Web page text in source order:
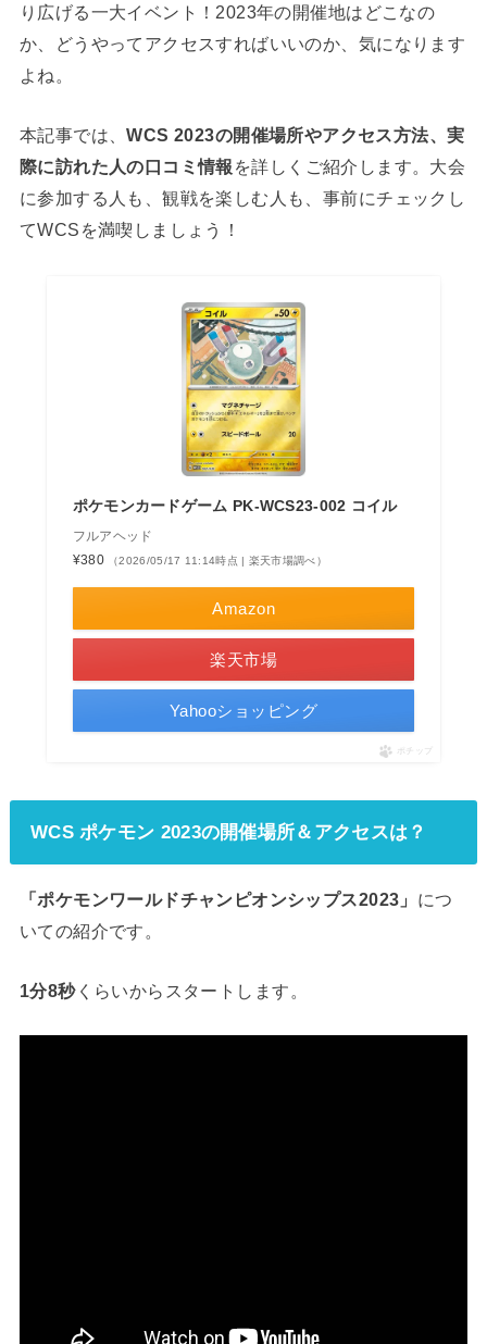
り広げる一大イベント！2023年の開催地はどこなの
か、どうやってアクセスすればいいのか、気になります
よね。
本記事では、WCS 2023の開催場所やアクセス方法、実
際に訪れた人の口コミ情報 を詳しくご紹介します。大会
に参加する人も、観戦を楽しむ人も、事前にチェックし
てWCSを満喫しましょう！
ポケモンカードゲーム PK-WCS23-002 コイル
フルアヘッド
¥380
（2026/05/17 11:14時点 | 楽天市場調べ）
Amazon
楽天市場
Yahooショッピング
ポチップ
WCS ポケモン 2023の開催場所＆アクセスは？
「ポケモンワールドチャンピオンシップス2023」 につ
いての紹介です。
1分8秒くらいからスタートします。